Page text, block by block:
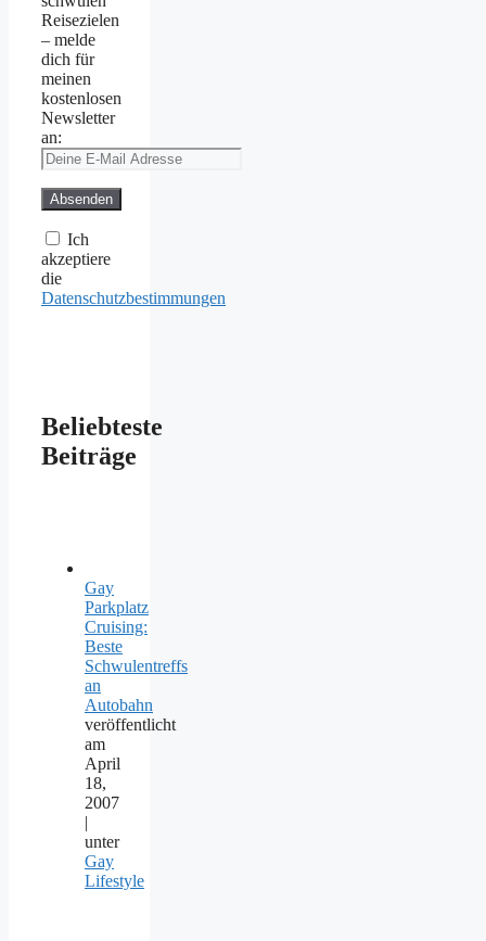
Reisezielen
– melde
dich für
meinen
kostenlosen
Newsletter
an:
Ich
akzeptiere
die
Datenschutzbestimmungen
Beliebteste
Beiträge
Gay
Parkplatz
Cruising:
Beste
Schwulentreffs
an
Autobahn
veröffentlicht
am
April
18,
2007
|
unter
Gay
Lifestyle